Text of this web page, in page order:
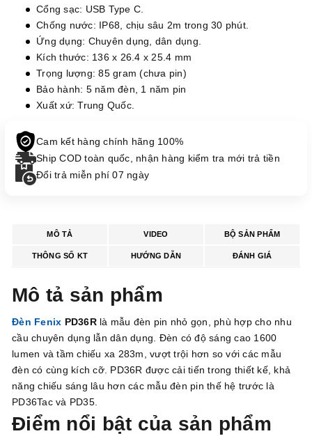
Cổng sạc: USB Type C.
Chống nước: IP68, chịu sâu 2m trong 30 phút.
Ứng dụng: Chuyên dụng, dân dụng.
Kích thước: 136 x 26.4 x 25.4 mm
Trọng lượng: 85 gram (chưa pin)
Bảo hành: 5 năm đèn, 1 năm pin
Xuất xứ: Trung Quốc.
Cam kết hàng chính hãng 100%
Ship COD toàn quốc, nhận hàng kiểm tra mới trả tiền
Đổi trả miễn phí 07 ngày
MÔ TẢ VIDEO BỘ SẢN PHẨM
THÔNG SỐ KT HƯỚNG DẪN ĐÁNH GIÁ
Mô tả sản phẩm
Đèn Fenix PD36Rlà mẫu đèn pin nhỏ gọn, phù hợp cho nhu
cầu chuyên dụng lẫn dân dụng. Đèn có độ sáng cao 1600
lumen và tầm chiếu xa 283m, vượt trội hơn so với các mẫu
đèn có cùng kích cỡ. PD36R được cải tiến trong thiết kế, khả
năng chiếu sáng lâu hơn các mẫu đèn pin thế hệ trước là
PD36Tac và PD35.
Điểm nổi bật của sản phẩm